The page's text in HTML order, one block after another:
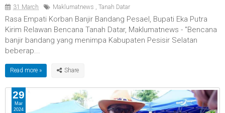
31 March Maklumatnews , Tanah Datar
Rasa Empati Korban Banjir Bandang Pesael, Bupati Eka Putra
Kirim Relawan Bencana Tanah Datar, Maklumatnews - "Bencana
banjir bandang yang menimpa Kabupaten Pesisir Selatan
beberap...
Read more »
29
Mar
2024